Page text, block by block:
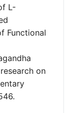
L-
Functional
on